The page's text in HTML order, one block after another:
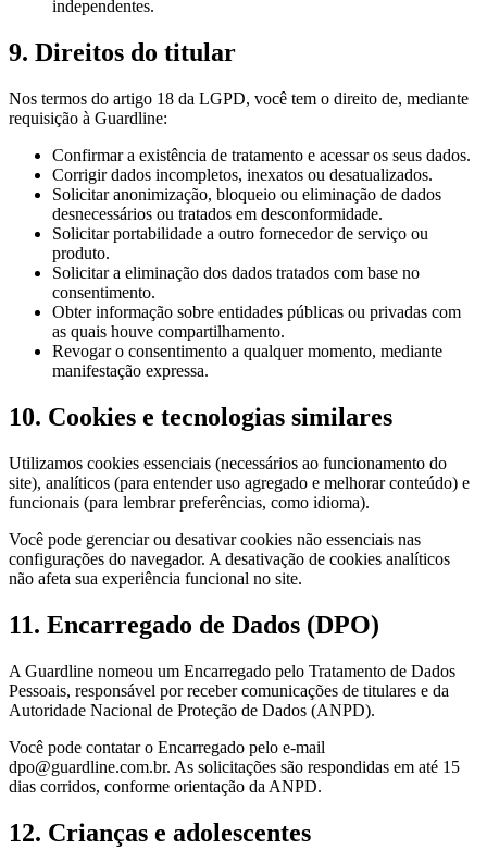
independentes.
9. Direitos do titular
Nos termos do artigo 18 da LGPD, você tem o direito de, mediante
requisição à Guardline:
Confirmar a existência de tratamento e acessar os seus dados.
Corrigir dados incompletos, inexatos ou desatualizados.
Solicitar anonimização, bloqueio ou eliminação de dados
desnecessários ou tratados em desconformidade.
Solicitar portabilidade a outro fornecedor de serviço ou
produto.
Solicitar a eliminação dos dados tratados com base no
consentimento.
Obter informação sobre entidades públicas ou privadas com
as quais houve compartilhamento.
Revogar o consentimento a qualquer momento, mediante
manifestação expressa.
10. Cookies e tecnologias similares
Utilizamos cookies essenciais (necessários ao funcionamento do
site), analíticos (para entender uso agregado e melhorar conteúdo) e
funcionais (para lembrar preferências, como idioma).
Você pode gerenciar ou desativar cookies não essenciais nas
configurações do navegador. A desativação de cookies analíticos
não afeta sua experiência funcional no site.
11. Encarregado de Dados (DPO)
A Guardline nomeou um Encarregado pelo Tratamento de Dados
Pessoais, responsável por receber comunicações de titulares e da
Autoridade Nacional de Proteção de Dados (ANPD).
Você pode contatar o Encarregado pelo e-mail
dpo@guardline.com.br. As solicitações são respondidas em até 15
dias corridos, conforme orientação da ANPD.
12. Crianças e adolescentes